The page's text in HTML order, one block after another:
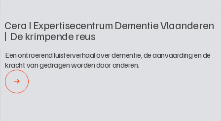
Cera I Expertisecentrum Dementie Vlaanderen
De krimpende reus
Een ontroerend luisterverhaal over dementie, de aanvaarding en de
kracht van gedragen worden door anderen.
→